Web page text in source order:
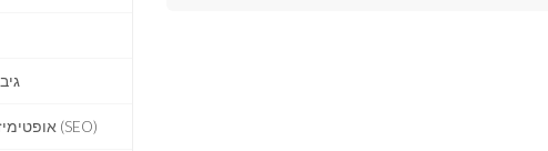
אופטימיזציה עבור מנועי חיפוש (SEO)